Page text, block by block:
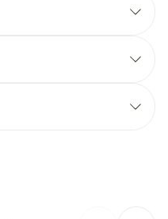
geen chemicaliën,